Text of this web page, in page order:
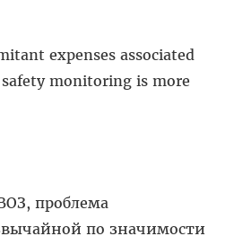
expenses associated
monitoring is more
проблема
по значимости